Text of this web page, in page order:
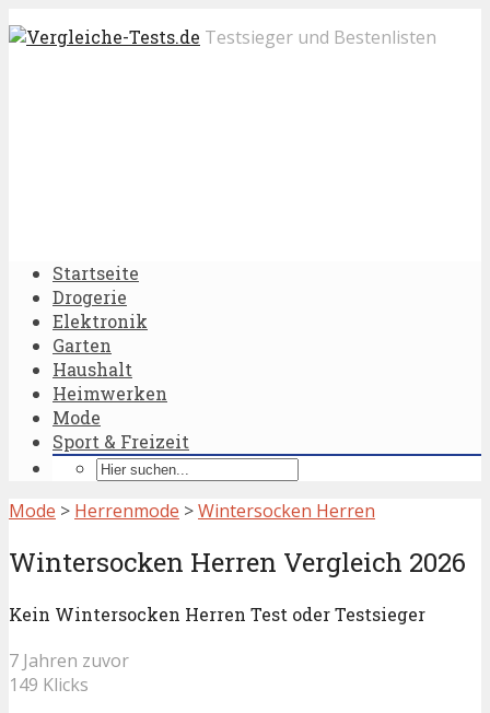
Testsieger und Bestenlisten
Startseite
Drogerie
Elektronik
Garten
Haushalt
Heimwerken
Mode
Sport & Freizeit
Mode > Herrenmode >Wintersocken Herren
Wintersocken Herren Vergleich 2026
Kein Wintersocken Herren Test oder Testsieger
7 Jahren zuvor
149 Klicks